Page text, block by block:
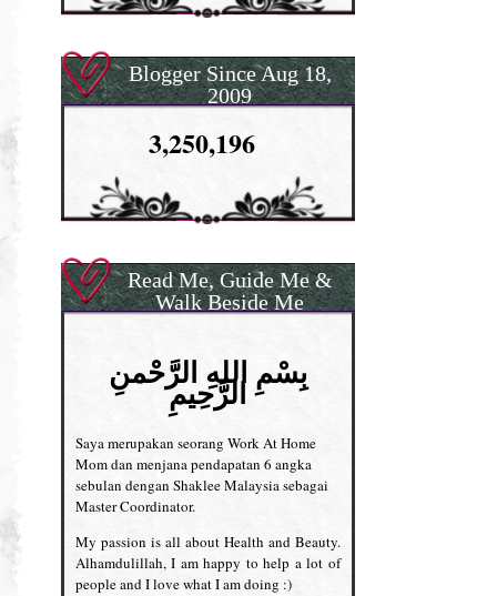
Blogger Since Aug 18,
2009
3,250,196
Read Me, Guide Me &
Walk Beside Me
بِسْمِ اللهِ الرَّحْمنِ
الرَّحِيمِ
Saya merupakan seorang Work At Home
Mom dan menjana pendapatan 6 angka
sebulan dengan Shaklee Malaysia sebagai
Master Coordinator.
My passion is all about Health and Beauty.
Alhamdulillah, I am happy to help a lot of
people and I love what I am doing :)